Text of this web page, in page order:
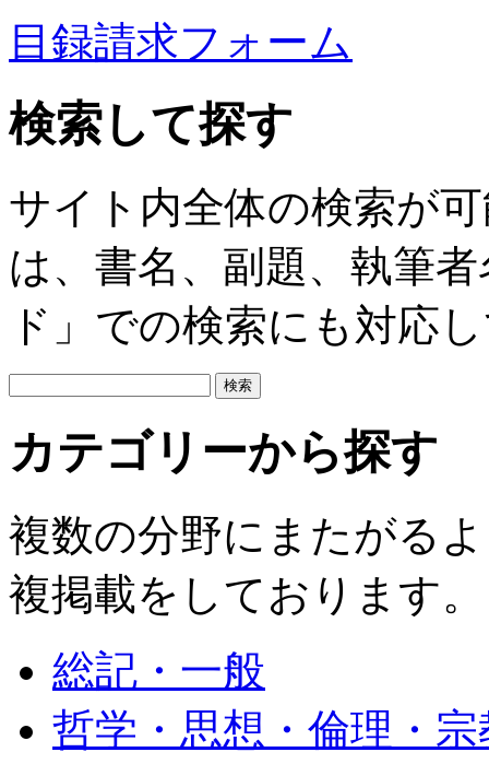
目録請求フォーム
検索して探す
サイト内全体の検索が
は、書名、副題、執筆
ド」での検索にも対応
カテゴリーから探す
複数の分野にまたがる
複掲載をしております。
総記・一般
哲学・思想・倫理・宗